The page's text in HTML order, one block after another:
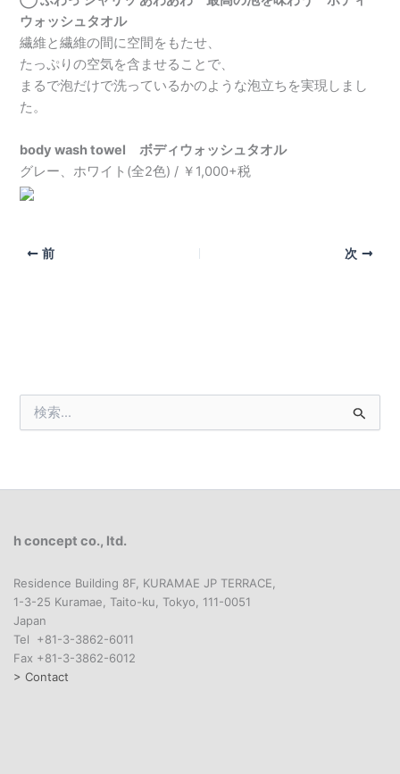
ウォッシュタオル
繊維と繊維の間に空間をもたせ、
たっぷりの空気を含ませることで、
まるで泡だけで洗っているかのような泡立ちを実現しまし
た。
body wash towel ボディウォッシュタオル
グレー、ホワイト(全2色) / ￥1,000+税
前 次
索
h concept co., ltd.
Residence Building 8F, KURAMAE JP TERRACE,
1-3-25 Kuramae, Taito-ku, Tokyo, 111-0051
Japan
Tel +81-3-3862-6011
Fax +81-3-3862-6012
> Contact